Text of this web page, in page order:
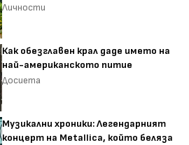
Личности
Как обезглавен крал даде името на
най-американското питие
Досиета
Музикални хроники: Легендарният
концерт на Metallica, който беляза